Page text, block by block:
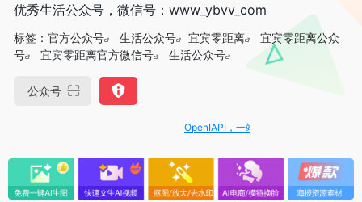
优秀生活公众号，微信号：www_ybvv_com
标签： 官方公众号 生活公众号 宜宾零距离
宜宾零距离公众
号
宜宾零距离官方微信号 生活公众号
公众号
OpenIAPI，一站式大模型API聚合平台